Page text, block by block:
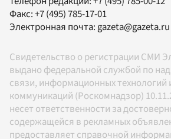
Факс:+7 (495) 785-17-01
Электронная почта:gazeta@gazeta.ru
Свидетельство о регистрации СМИ
выдано федеральной службой по
связи, информационных технологий
коммуникаций (Роскомнадзор)
несет ответственности за
содержащейся в рекламных
предоставляет справочной